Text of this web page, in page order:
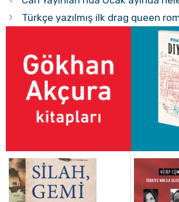
Türkçe yazılmış ilk drag queen